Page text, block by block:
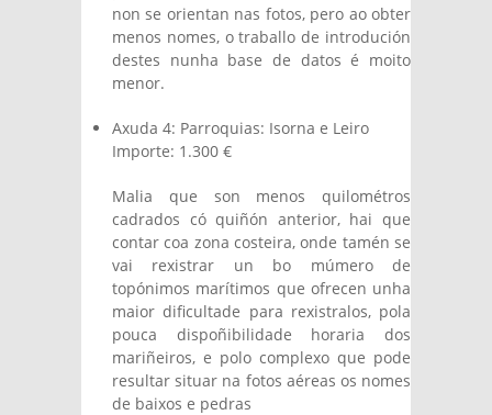
non se orientan nas fotos, pero ao obter
menos nomes, o traballo de introdución
destes nunha base de datos é moito
menor.
Axuda 4: Parroquias: Isorna e Leiro
Importe: 1.300 €
Malia que son menos quilométros
cadrados có quiñón anterior, hai que
contar coa zona costeira, onde tamén se
vai rexistrar un bo múmero de
topónimos marítimos que ofrecen unha
maior dificultade para rexistralos, pola
pouca dispoñibilidade horaria dos
mariñeiros, e polo complexo que pode
resultar situar na fotos aéreas os nomes
de baixos e pedras